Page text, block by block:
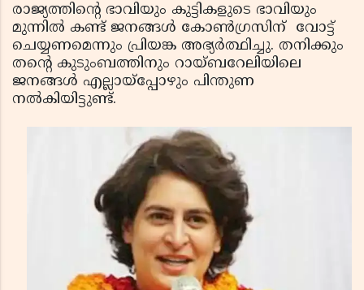
രാജ്യത്തിന്റെ ഭാവിയും കുട്ടികളുടെ ഭാവിയും
മുന്നില്‍ കണ്ട് ജനങ്ങള്‍ കോണ്‍ഗ്രസിന് വോട്ട്
ചെയ്യണമെന്നും പ്രിയങ്ക അഭ്യര്‍ത്ഥിച്ചു. തനിക്കും
തന്റെ കുടുംബത്തിനും റായ്ബറേലിയിലെ
ജനങ്ങള്‍ എല്ലായ്‌പ്പോഴും പിന്തുണ
നല്‍കിയിട്ടുണ്ട്.